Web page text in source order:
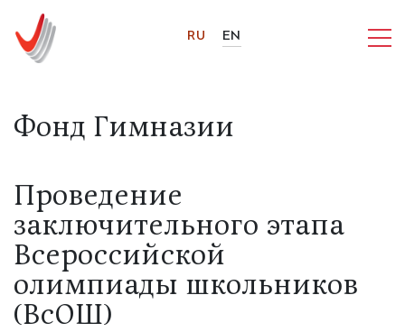
RU EN
Фонд Гимназии
Проведение
заключительного этапа
Всероссийской
олимпиады школьников
(ВсОШ)